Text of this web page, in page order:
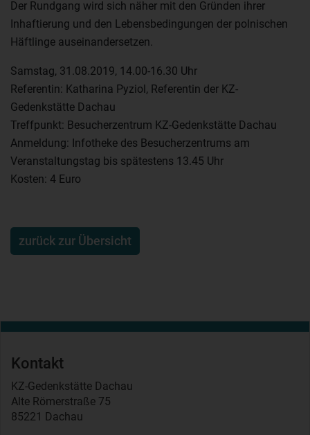
Der Rundgang wird sich näher mit den Gründen ihrer
Inhaftierung und den Lebensbedingungen der polnischen
Häftlinge auseinandersetzen.
Samstag, 31.08.2019, 14.00-16.30 Uhr
Referentin: Katharina Pyziol, Referentin der KZ-
Gedenkstätte Dachau
Treffpunkt: Besucherzentrum KZ-Gedenkstätte Dachau
Anmeldung: Infotheke des Besucherzentrums am
Veranstaltungstag bis spätestens 13.45 Uhr
Kosten: 4 Euro
zurück zur Übersicht
Kontakt
KZ-Gedenkstätte Dachau
Alte Römerstraße 75
85221 Dachau